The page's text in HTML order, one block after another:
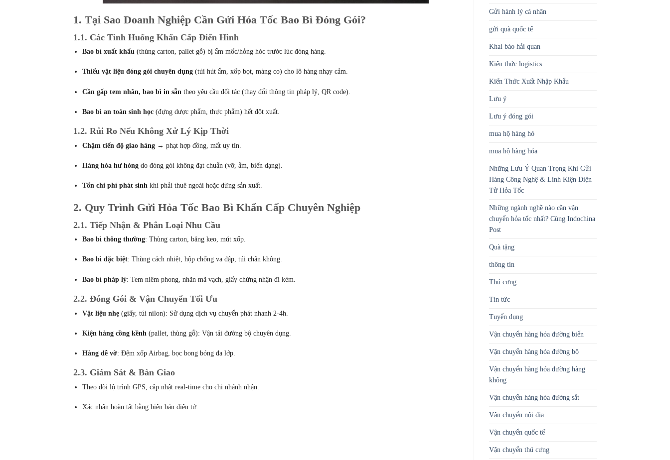
1. Tại Sao Doanh Nghiệp Cần Gửi Hỏa Tốc Bao Bì Đóng Gói?
1.1. Các Tình Huống Khẩn Cấp Điển Hình
Bao bì xuất khẩu (thùng carton, pallet gỗ) bị ẩm mốc/hỏng hóc trước lúc đóng hàng.
Thiếu vật liệu đóng gói chuyên dụng (túi hút ẩm, xốp bọt, màng co) cho lô hàng nhạy cảm.
Cần gấp tem nhãn, bao bì in sẵn theo yêu cầu đối tác (thay đổi thông tin pháp lý, QR code).
Bao bì an toàn sinh học (đựng dược phẩm, thực phẩm) hết đột xuất.
1.2. Rủi Ro Nếu Không Xử Lý Kịp Thời
Chậm tiến độ giao hàng → phạt hợp đồng, mất uy tín.
Hàng hóa hư hỏng do đóng gói không đạt chuẩn (vỡ, ẩm, biến dạng).
Tốn chi phí phát sinh khi phải thuê ngoài hoặc dừng sản xuất.
2. Quy Trình Gửi Hỏa Tốc Bao Bì Khẩn Cấp Chuyên Nghiệp
2.1. Tiếp Nhận & Phân Loại Nhu Cầu
Bao bì thông thường: Thùng carton, băng keo, mút xốp.
Bao bì đặc biệt: Thùng cách nhiệt, hộp chống va đập, túi chân không.
Bao bì pháp lý: Tem niêm phong, nhãn mã vạch, giấy chứng nhận đi kèm.
2.2. Đóng Gói & Vận Chuyển Tối Ưu
Vật liệu nhẹ (giấy, túi nilon): Sử dụng dịch vụ chuyển phát nhanh 2-4h.
Kiện hàng cồng kềnh (pallet, thùng gỗ): Vận tải đường bộ chuyên dụng.
Hàng dễ vỡ: Đệm xốp Airbag, bọc bong bóng đa lớp.
2.3. Giám Sát & Bàn Giao
Theo dõi lộ trình GPS, cập nhật real-time cho chi nhánh nhận.
Xác nhận hoàn tất bằng biên bản điện tử.
Gửi hành lý cá nhân
gửi quà quốc tế
Khai báo hải quan
Kiến thức logistics
Kiến Thức Xuất Nhập Khẩu
Lưu ý
Lưu ý đóng gói
mua hộ hàng hó
mua hộ hàng hóa
Những Lưu Ý Quan Trọng Khi Gửi
Hàng Công Nghệ & Linh Kiện Điện
Tử Hỏa Tốc
Những ngành nghề nào cần vận
chuyển hỏa tốc nhất? Cùng Indochina
Post
Quà tặng
thông tin
Thú cưng
Tin tức
Tuyển dụng
Vận chuyển hàng hóa đường biển
Vận chuyển hàng hóa đường bộ
Vận chuyển hàng hóa đường hàng
không
Vận chuyển hàng hóa đường sắt
Vận chuyển nội địa
Vận chuyển quốc tế
Vận chuyển thú cưng